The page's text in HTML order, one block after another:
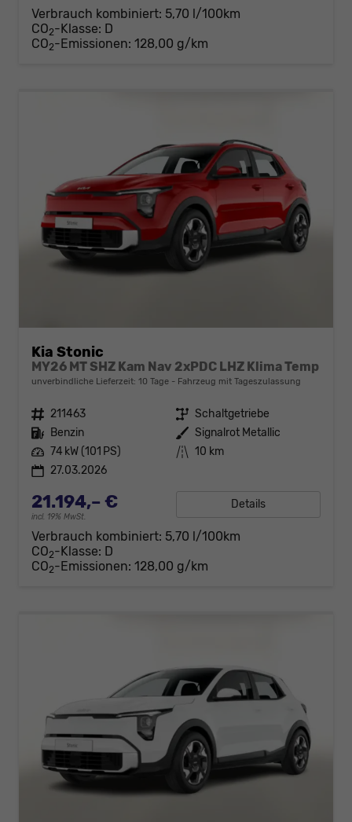
Verbrauch kombiniert: 5,70 l/100km
CO2-Klasse: D
CO2-Emissionen: 128,00 g/km
Kia Stonic
MY26 MT SHZ Kam Nav 2xPDC LHZ Klima Temp
unverbindliche Lieferzeit: 10 Tage Fahrzeug mit Tageszulassung
Fahrzeugnr. 211463 Getriebe Schaltgetriebe
Kraftstoff Benzin Außenfarbe Signalrot Metallic
Leistung 74 kW (101 PS) Kilometerstand 10 km
27.03.2026
21.194,– €
incl. 19% MwSt.
Details
Verbrauch kombiniert: 5,70 l/100km
CO2-Klasse: D
CO2-Emissionen: 128,00 g/km